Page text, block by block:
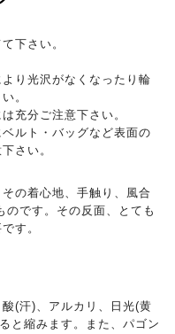
下さい。
り光沢がなくなったり輪
。
充分ご注意下さい。
ルト・バッグなど表面の
さい。
の着心地、手触り、風合
のです。その反面、とても
す。
(汗)、アルカリ、日光(黄
と縮みます。また、パゴン